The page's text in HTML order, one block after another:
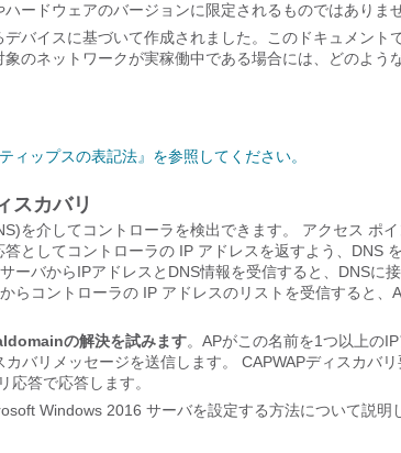
ードウェアのバージョンに限定されるものではありませ
バイスに基づいて作成されました。このドキュメント
のネットワークが実稼働中である場合には、どのよう
ィップスの表記法』を参照してください。
スカバリ
を介してコントローラを検出できます。 アクセス ポイ
としてコントローラの IP アドレスを返すよう、DNS
ーバからIPアドレスとDNS情報を受信すると、DNSに
らコントローラの IP アドレスのリストを受信すると
の解決を試みます。APがこの名前を1つ以上の
バリメッセージを送信します。 CAPWAPディスカバ
応答で応答します。
Windows 2016 サーバを設定する方法について説明